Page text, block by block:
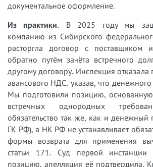
документальное оформление.
Из практики. В 2025 году мы
компанию из Сибирского
расторгла договор с поставщиком
обратно путём зачёта встречного
другому договору. Инспекция отказала
авансового НДС, указав, что
Мы подготовили позицию,
встречных однородных
обязательство так же, как и денежный
ГК РФ), а НК РФ не устанавливает
формы возврата для применения
статьи 171. Суд первой
позицию, апелляция её подтвердила.